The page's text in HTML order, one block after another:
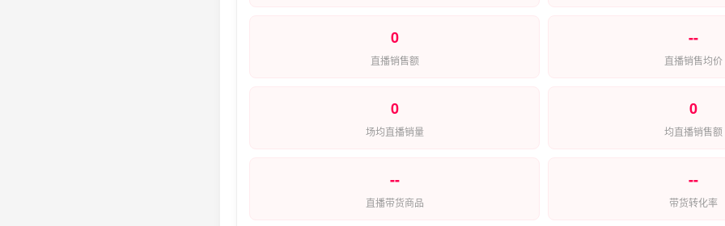
0
直播销售额
--
直播销售均价
0
场均直播销量
0
均直播销售额
--
直播带货商品
--
带货转化率